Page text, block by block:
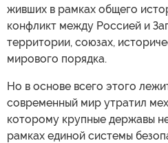
живших в рамках общего
конфликт между Россией и
территории, союзах,
мирового порядка.
Но в основе всего этого
современный мир утратил
которому крупные державы
рамках единой системы